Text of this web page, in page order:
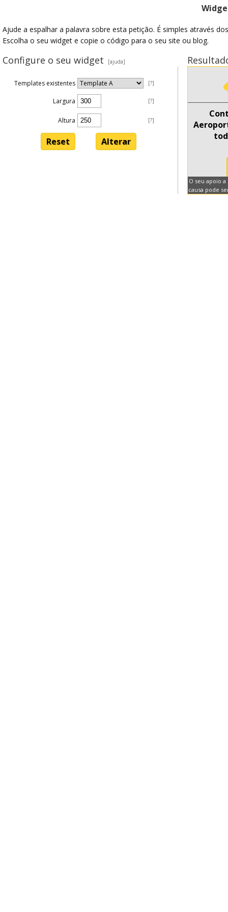
Ajude a espalhar a palavra sobre esta petição. É simples através
Escolha o seu widget e copie o código para o seu site ou blog.
Configure o seu widget [ajuda]
Templates existentes [?]
Largura [?]
Altura [?]